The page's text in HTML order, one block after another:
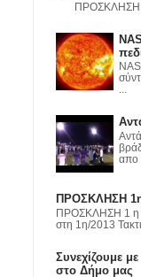
με σκοπό
ΧΥΤΑ»
ΠΡΟΣΚΛΗΣΗ:
απο
ΠΡΟΣΚΛΗΣΗ
ΠΡΟΣΚΛΗΣΗ 1 η /
στη 1η/2013
Συνεχίζουμε
στο Δήμο μας